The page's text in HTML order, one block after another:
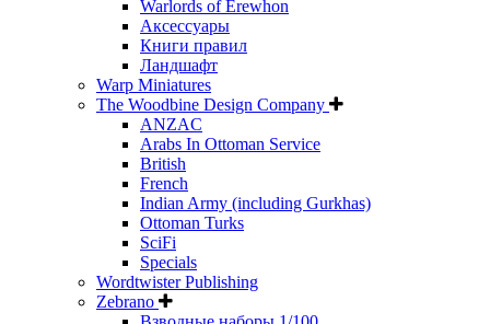
Warlords of Erewhon
Аксессуары
Книги правил
Ландшафт
Warp Miniatures
The Woodbine Design Company
ANZAC
Arabs In Ottoman Service
British
French
Indian Army (including Gurkhas)
Ottoman Turks
SciFi
Specials
Wordtwister Publishing
Zebrano